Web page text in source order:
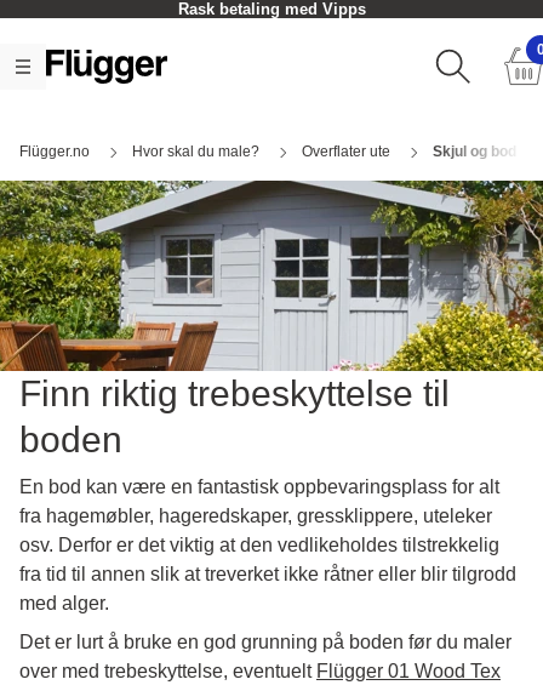
Rask betaling med Vipps
Flügger.no Hvor skal du male? Overflater ute Skjul og bod
Finn riktig trebeskyttelse til
boden
En bod kan være en fantastisk oppbevaringsplass for alt
fra hagemøbler, hageredskaper, gressklippere, uteleker
osv. Derfor er det viktig at den vedlikeholdes tilstrekkelig
fra tid til annen slik at treverket ikke råtner eller blir tilgrodd
med alger.
Det er lurt å bruke en god grunning på boden før du maler
over med trebeskyttelse, eventuelt Flügger 01 Wood Tex